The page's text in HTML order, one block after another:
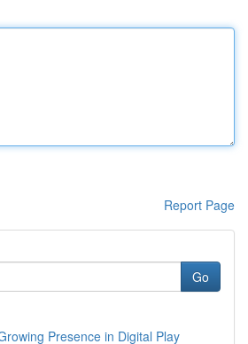
Report Page
Go
Presence in Digital Play